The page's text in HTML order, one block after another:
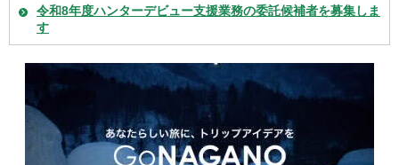
令和8年度ハンターデビュー支援業務の委託候補者を募集しま
す